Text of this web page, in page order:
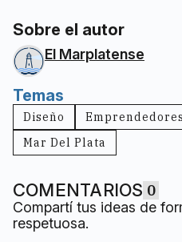
Sobre el autor
El Marplatense
Temas
Diseño Emprendedores
Mar Del Plata
COMENTARIOS 0
Compartí tus ideas de
respetuosa.